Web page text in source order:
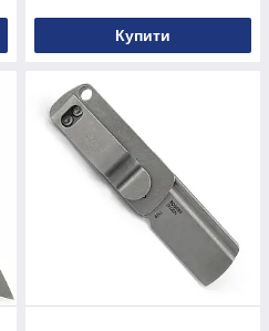
Купити